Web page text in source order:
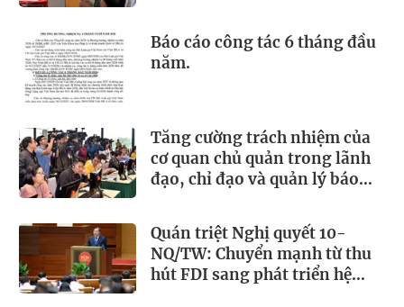
Báo cáo công tác 6 tháng đầu
năm.
Tăng cường trách nhiệm của
cơ quan chủ quản trong lãnh
đạo, chỉ đạo và quản lý báo
Quán triệt Nghị quyết 10-
NQ/TW: Chuyển mạnh từ thu
hút FDI sang phát triển hệ